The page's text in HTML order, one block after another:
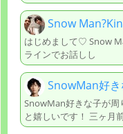
Snow
はじめまして♡ Snow
ラインでお話しし
SnowMan好き
SnowMan好きな子が周
と嬉しいです！ 三ヶ月